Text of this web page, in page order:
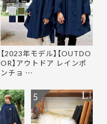
【2023年モデル】【OUTDO
OR】アウトドア レインポ
ンチョ …
5